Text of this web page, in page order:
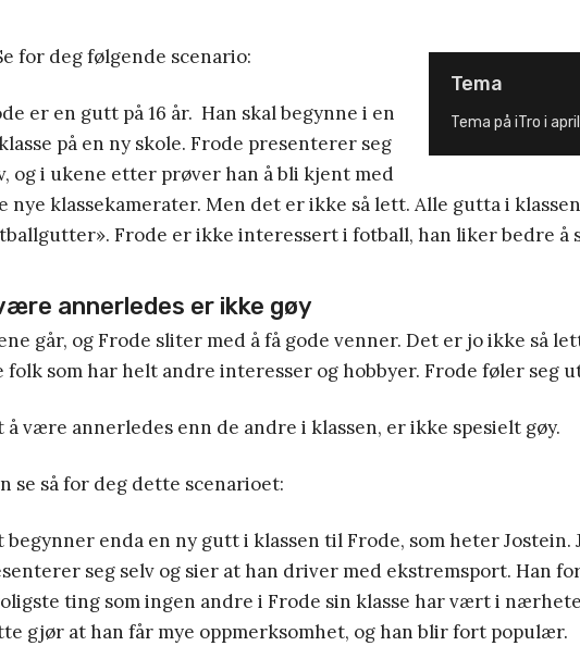
Tema
Tema på iTro i
for deg følgende scenario:
er en gutt på 16 år. Han skal begynne i en
på en ny skole. Frode presenterer seg
og i ukene etter prøver han å bli kjent med
nye klassekamerater. Men det er ikke så lett. Alle gutta i
Frode er ikke interessert i fotball, han liker bedre å
annerledes er ikke gøy
går, og Frode sliter med å få gode venner. Det er jo ikke så
folk som har helt andre interesser og hobbyer. Frode føler seg
å være annerledes enn de andre i klassen, er ikke spesielt gøy.
se så for deg dette scenarioet:
begynner enda en ny gutt i klassen til Frode, som heter Jostein.
seg selv og sier at han driver med ekstremsport. Han
ting som ingen andre i Frode sin klasse har vært i
gjør at han får mye oppmerksomhet, og han blir fort populær.